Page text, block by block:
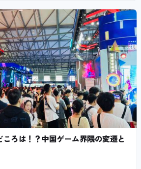
ころは！？中国ゲーム界隈の変遷と